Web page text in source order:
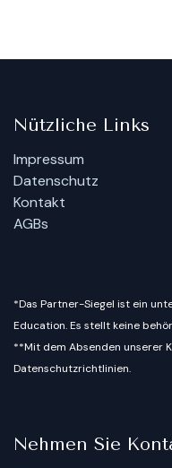
Nützliche Links
Impressum
Datenschutz
Kontakt
AGBs
*Das Partner-Siegel ist ein
Education. Es stellt keine
**Mit dem Absenden unserer
Datenschutzrichtlinien.
Nehmen Sie